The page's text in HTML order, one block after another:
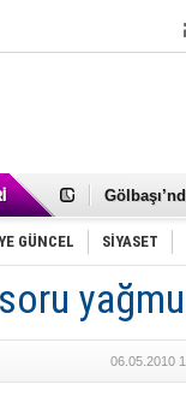
Cemal
Samet
FAİZ
OLİMPİK
SÖZ
TÜRKİYE
Mikail
GÜNCEL SİYASET
06.05.2010